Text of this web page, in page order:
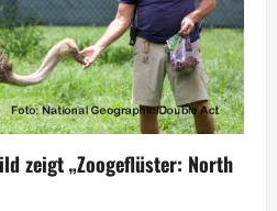
zeigt „Zoogeflüster: North